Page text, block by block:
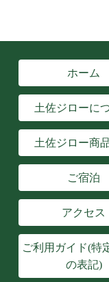
ホーム
土佐ジローに
土佐ジロー商
ご宿泊
アクセス
ご利用ガイド(特
の表記)